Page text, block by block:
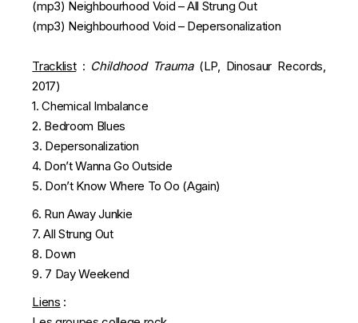
(mp3) Neighbourhood Void – All Strung Out
(mp3) Neighbourhood Void – Depersonalization
Tracklist: Childhood Trauma (LP, Dinosaur Records,
2017)
1. Chemical Imbalance
2. Bedroom Blues
3. Depersonalization
4. Don’t Wanna Go Outside
5. Don’t Know Where To Oo (Again)
6. Run Away Junkie
7. All Strung Out
8. Down
9. 7 Day Weekend
Liens :